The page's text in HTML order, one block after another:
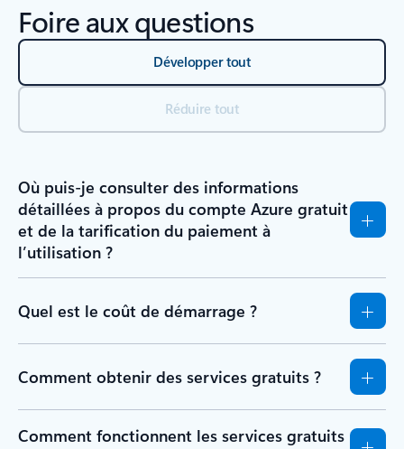
Foire aux questions
Développer tout
Réduire tout
Où puis-je consulter des informations
détaillées à propos du compte Azure gratuit
et de la tarification du paiement à
l’utilisation ?
Quel est le coût de démarrage ?
Comment obtenir des services gratuits ?
Comment fonctionnent les services gratuits